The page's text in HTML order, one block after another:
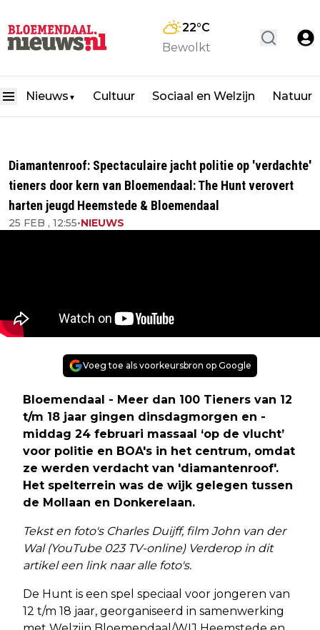
22°C
Bewolkt
Nieuws ▼ Cultuur Sociaal en Welzijn Natuur
Diamantenroof: Spectaculaire jacht politie op 'verdachte'
tieners door kern van Bloemendaal: The Hunt verovert
harten jeugd Heemstede & Bloemendaal
25 FEB , 12:55•NIEUWS
Voeg toe als voorkeursbron op Google
Bloemendaal - Meer dan 100 Tieners van 12
t/m 18 jaar gingen dinsdagmorgen en -
middag 24 februari massaal ‘op de vlucht’
voor politie en BOA's in het centrum, omdat
ze werden verdacht van 'diamantenroof'.
Het spelterrein was de wijk gelegen tussen
de Mollaan en Donkerelaan.
Tekst en foto's Charles Duijff, film John van der
Wal (YouTube 023 TV-online) Verderop in dit
artikel een link naar alle foto's.
De Hunt is een spel speciaal voor jongeren van
12 t/m 18 jaar, georganiseerd in samenwerking